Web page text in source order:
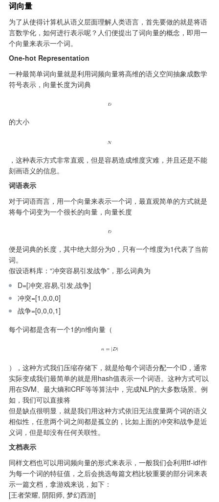
词向量
为了从使得计算机从语义层面理解人类语言，首先要做的就是将语
言数学化，如何进行表示呢？人们便提出了词向量的概念，即用一
个向量来表示一个词。
One-hot Representation
一种最简单词向量就是利用词频向量将高维的语义空间抽象成数学
符号表示，向量长度为词典
的大小
，这种表示方式非常直观，但是容易造成维度灾难，并且还是不能
刻画语义的信息。
词语表示
对于词语而言，用一个向量来表示一个词，最直观简单的方式就是
将每个词变为一个很长的向量，向量长度
便是词典的长度，其中绝大部分为0，只有一个维度为1代表了当前
词。
假设语料库：“冲突容易引发战争”，那么词典为
D=[冲突,容易,引发,战争]
冲突=[1,0,0,0]
战争=[0,0,0,1]
每个词都是含有一个1的n维向量（
），这种方式我们压缩存储下，就是给每个词语分配一个ID，通常
实际变成我们最简单的就是用hash值表示一个词语。这种方式可以
用在SVM、最大熵和CRF等等算法中，完成NLP的大多数场景。例
如，我们可以直接将
但是缺点很明显，就是我们用这种方式依旧无法度量两个词的语义
相似性，任意两个词之间都是孤立的，比如上面的冲突和战争是近
义词，但是却没有任何关联性。
文档表示
同样文档也可以用词频向量的形式来表示，一般我们会利用tf-idf作
为每一个词的特征值，之后会挑选每篇文档比较重要的部分词来表
示一篇文档，拿游戏来说，如下：
[王者荣耀, 阴阳师, 梦幻西游]